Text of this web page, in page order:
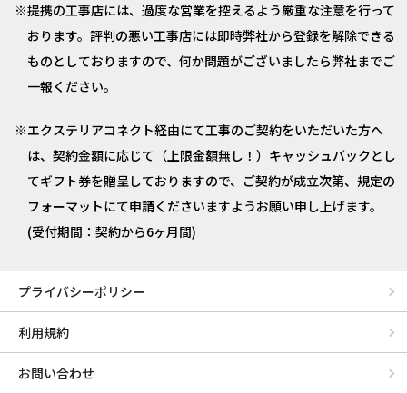
提携の工事店には、過度な営業を控えるよう厳重な注意を行って
おります。評判の悪い工事店には即時弊社から登録を解除できる
ものとしておりますので、何か問題がございましたら弊社までご
一報ください。
エクステリアコネクト経由にて工事のご契約をいただいた方へ
は、契約金額に応じて（上限金額無し！）キャッシュバックとし
てギフト券を贈呈しておりますので、ご契約が成立次第、規定の
フォーマットにて申請くださいますようお願い申し上げます。
(受付期間：契約から6ヶ月間)
プライバシーポリシー
利用規約
お問い合わせ